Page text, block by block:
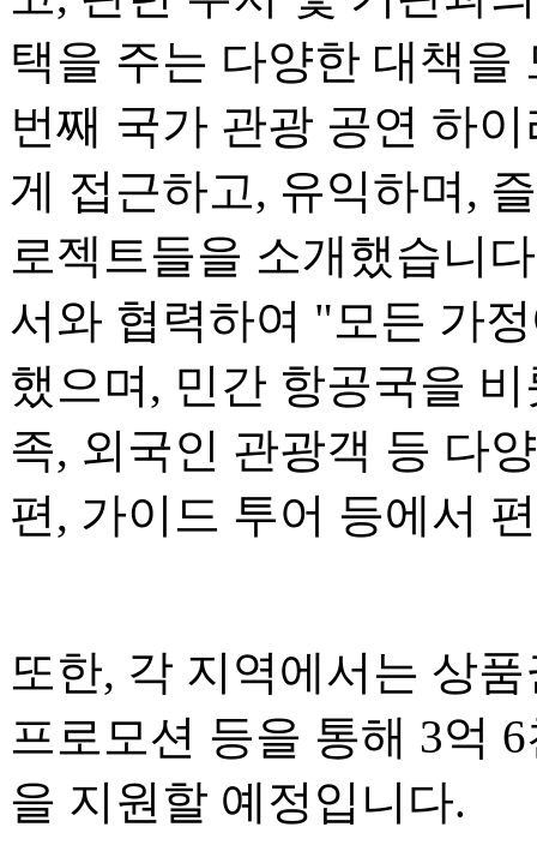
택을 주는 다양한 대책을
번째 국가 관광 공연 하
게 접근하고, 유익하며,
로젝트들을 소개했습니
서와 협력하여 "모든 가
했으며, 민간 항공국을
족, 외국인 관광객 등 다
편, 가이드 투어 등에서
또한, 각 지역에서는 상
프로모션 등을 통해 3억
을 지원할 예정입니다.